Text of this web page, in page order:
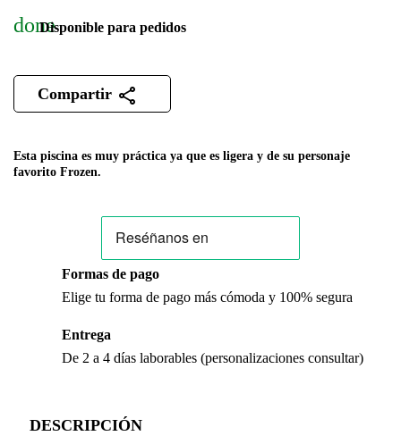
Esta piscina es muy práctica ya que es ligera y de su personaje
favorito Frozen.
doneDisponible para pedidos
Compartir
Formas de pago
Elige tu forma de pago más cómoda y 100% segura
Entrega
De 2 a 4 días laborables (personalizaciones consultar)
DESCRIPCIÓN